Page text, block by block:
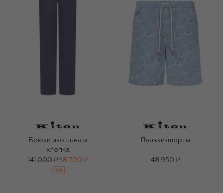
Брюки изо льна и
хлопка
141 000 ₽98 700 ₽
-30%
Плавки-шорты
48 950 ₽